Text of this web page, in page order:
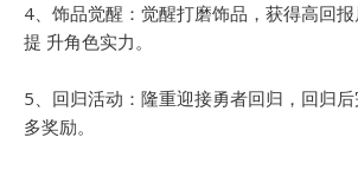
4、饰品觉醒：觉醒打磨饰品，获得高回
提 升角色实力。
5、回归活动：隆重迎接勇者回归，回归
多奖励。